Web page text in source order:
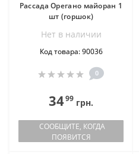
Рассада Орегано майоран 1
шт (горшок)
Нет в наличии
Код товара: 90036
0
3499 грн.
СООБЩИТЕ, КОГДА
ПОЯВИТСЯ